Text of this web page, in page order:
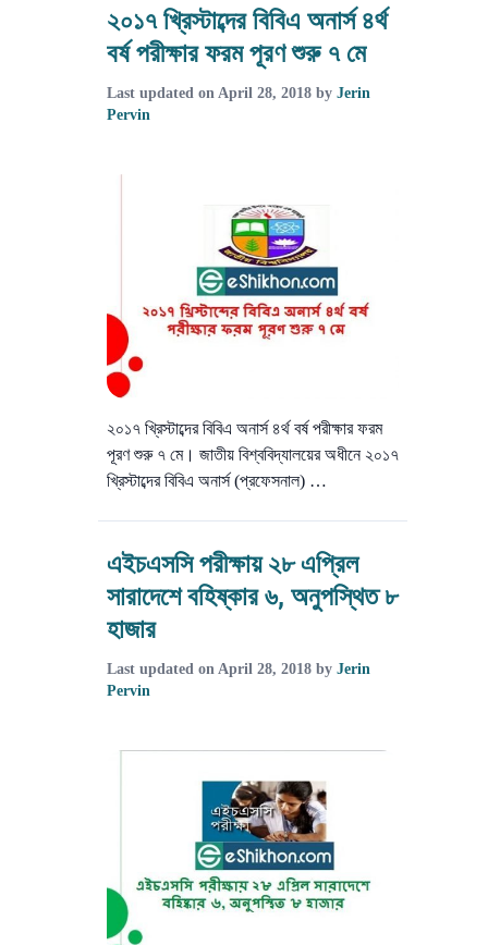
২০১৭ খ্রিস্টাব্দের বিবিএ অনার্স ৪র্থ
বর্ষ পরীক্ষার ফরম পূরণ শুরু ৭ মে
Last updated on April 28, 2018 by Jerin
Pervin
২০১৭ খ্রিস্টাব্দের বিবিএ অনার্স ৪র্থ বর্ষ পরীক্ষার ফরম
পূরণ শুরু ৭ মে। জাতীয় বিশ্ববিদ্যালয়ের অধীনে ২০১৭
খ্রিস্টাব্দের বিবিএ অনার্স (প্রফেসনাল) …
এইচএসসি পরীক্ষায় ২৮ এপ্রিল
সারাদেশে বহিষ্কার ৬, অনুপস্থিত ৮
হাজার
Last updated on April 28, 2018 by Jerin
Pervin